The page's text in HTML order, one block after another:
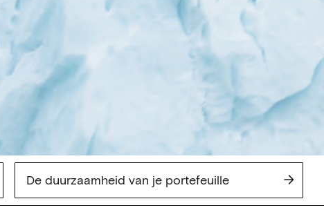
De duurzaamheid van je portefeuille